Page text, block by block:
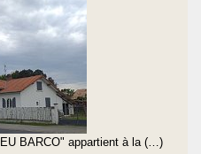
BARCO" appartient à la (…)